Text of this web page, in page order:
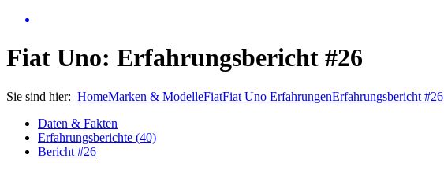
Fiat Uno: Erfahrungsbericht #26
Sie sind hier: HomeMarken & ModelleFiatFiat Uno ErfahrungenErfahrungsbericht #26
Daten & Fakten
Erfahrungsberichte (40)
Bericht #26